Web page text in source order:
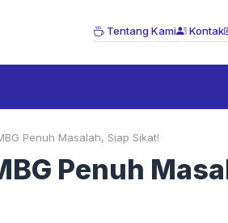
Tentang Kami Kontak
Penuh Masalah, Siap Sikat!
Penuh